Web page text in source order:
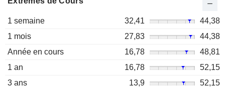
1 semaine 32,41
44,38
1 mois
27,83
44,38
Année en cours
16,78
48,81
1 an
16,78
52,15
3 ans
13,9
52,15